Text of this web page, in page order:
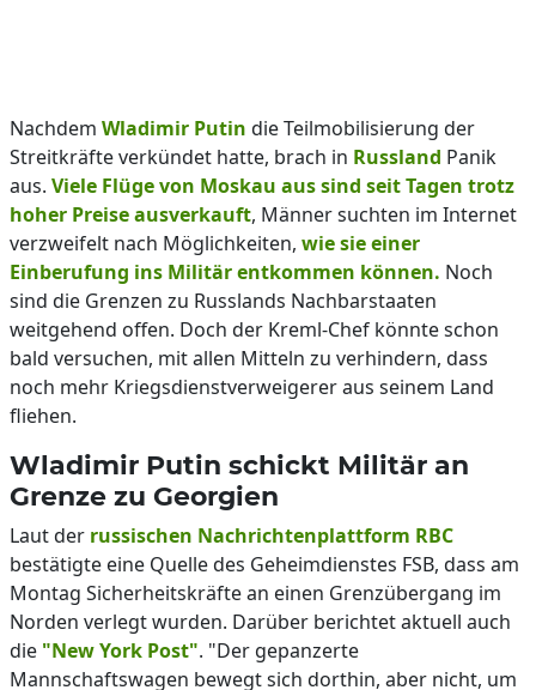
Nachdem Wladimir Putin die Teilmobilisierung der
Streitkräfte verkündet hatte, brach in Russland Panik
aus. Viele Flüge von Moskau aus sind seit Tagen trotz
hoher Preise ausverkauft, Männer suchten im Internet
verzweifelt nach Möglichkeiten, wie sie einer
Einberufung ins Militär entkommen können. Noch
sind die Grenzen zu Russlands Nachbarstaaten
weitgehend offen. Doch der Kreml-Chef könnte schon
bald versuchen, mit allen Mitteln zu verhindern, dass
noch mehr Kriegsdienstverweigerer aus seinem Land
fliehen.
Wladimir Putin schickt Militär an
Grenze zu Georgien
Laut der russischen Nachrichtenplattform RBC
bestätigte eine Quelle des Geheimdienstes FSB, dass am
Montag Sicherheitskräfte an einen Grenzübergang im
Norden verlegt wurden. Darüber berichtet aktuell auch
die "New York Post". "Der gepanzerte
Mannschaftswagen bewegt sich dorthin, aber nicht, um